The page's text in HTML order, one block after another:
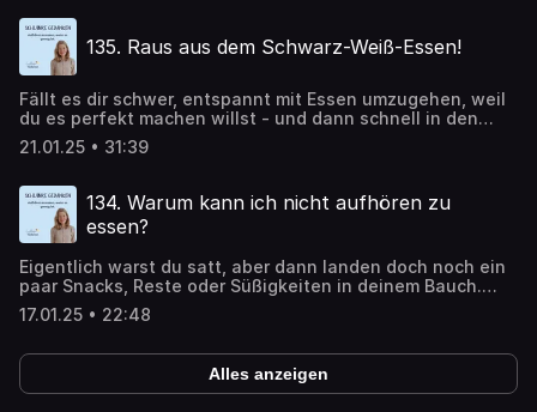
einfach nichts. Was ist da los? Bist du eine Ausnahme
oder ist dein Zugang zu deinen Gefühlen einfach
verschüttet? In dieser Folge erfährst du, wie du wieder
erkennen kannst.
135. Raus aus dem Schwarz-Weiß-Essen!
Fällt es dir schwer, entspannt mit Essen umzugehen, weil
du es perfekt machen willst - und dann schnell in den
„Jetzt ist sowieso alles egal“-Modus verfällst? Schuld
daran ist: das Schwarz-Weiß-Essen! Was das ist und wie
21.01.25 • 31:39
134. Warum kann ich nicht aufhören zu
essen?
Eigentlich warst du satt, aber dann landen doch noch ein
paar Snacks, Reste oder Süßigkeiten in deinem Bauch.
Anschließend fühlst du dich schuldig, frustriert oder
überwältigt – und fragst dich, warum du das einfach nicht
warum es so schwer ist, aufzuhören zu essen, was
wirklich hinter diesem Teufelskreis steckt und wie du da
Schritt für Schritt herauskommst.
17.01.25 • 22:48
Alles anzeigen